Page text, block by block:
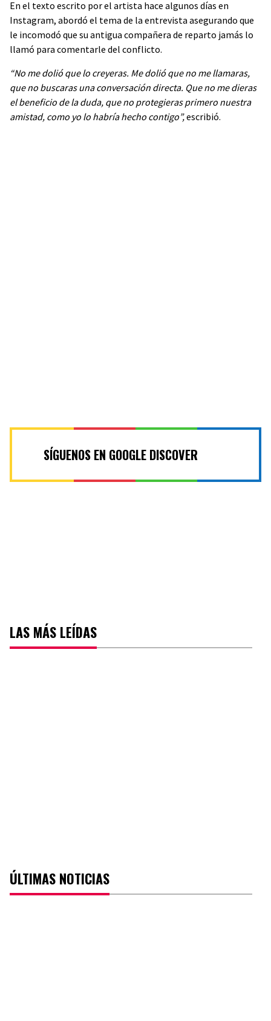
En el texto escrito por el artista hace algunos días en
Instagram, abordó el tema de la entrevista asegurando que
le incomodó que su antigua compañera de reparto jamás lo
llamó para comentarle del conflicto.
“No me dolió que lo creyeras. Me dolió que no me llamaras,
que no buscaras una conversación directa. Que no me dieras
el beneficio de la duda, que no protegieras primero nuestra
amistad, como yo lo habría hecho contigo”,escribió.
SÍGUENOS EN GOOGLE DISCOVER
LAS MÁS LEÍDAS
ÚLTIMAS NOTICIAS